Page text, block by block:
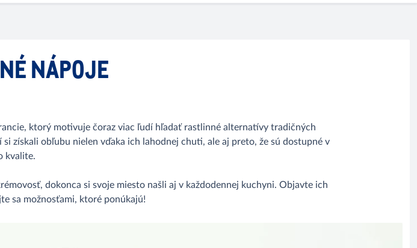
NÁPOJE
ktorý motivuje čoraz viac ľudí hľadať rastlinné alternatívy tradičných
získali obľubu nielen vďaka ich lahodnej chuti, ale aj preto, že sú dostupné v
kvalite.
dokonca si svoje miesto našli aj v každodennej kuchyni. Objavte ich
sa možnosťami, ktoré ponúkajú!